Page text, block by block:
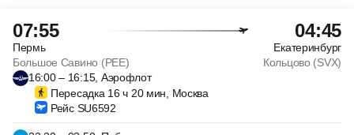
07:55 04:45
Пермь
Екатеринбург
Большое Савино (PEE)
Кольцово (SVX)
16:00 – 16:15, Аэрофлот
Пересадка 16 ч 20 мин, Москва
Рейс SU6592